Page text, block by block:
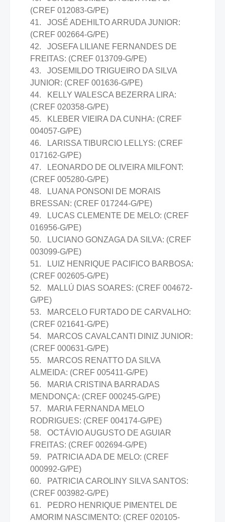
(CREF 012083-G/PE)
41. JOSÉ ADEHILTO ARRUDA JUNIOR:
(CREF 002664-G/PE)
42. JOSEFA LILIANE FERNANDES DE
FREITAS: (CREF 013709-G/PE)
43. JOSEMILDO TRIGUEIRO DA SILVA
JUNIOR: (CREF 001636-G/PE)
44. KELLY WALESCA BEZERRA LIRA:
(CREF 020358-G/PE)
45. KLEBER VIEIRA DA CUNHA: (CREF
004057-G/PE)
46. LARISSA TIBURCIO LELLYS: (CREF
017162-G/PE)
47. LEONARDO DE OLIVEIRA MILFONT:
(CREF 005280-G/PE)
48. LUANA PONSONI DE MORAIS
BRESSAN: (CREF 017244-G/PE)
49. LUCAS CLEMENTE DE MELO: (CREF
016956-G/PE)
50. LUCIANO GONZAGA DA SILVA: (CREF
003099-G/PE)
51. LUIZ HENRIQUE PACIFICO BARBOSA:
(CREF 002605-G/PE)
52. MALLÚ DIAS SOARES: (CREF 004672-
G/PE)
53. MARCELO FURTADO DE CARVALHO:
(CREF 021641-G/PE)
54. MARCOS CAVALCANTI DINIZ JUNIOR:
(CREF 000631-G/PE)
55. MARCOS RENATTO DA SILVA
ALMEIDA: (CREF 005411-G/PE)
56. MARIA CRISTINA BARRADAS
MENDONÇA: (CREF 000245-G/PE)
57. MARIA FERNANDA MELO
RODRIGUES: (CREF 004174-G/PE)
58. OCTÁVIO AUGUSTO DE AGUIAR
FREITAS: (CREF 002694-G/PE)
59. PATRICIA ADA DE MELO: (CREF
000992-G/PE)
60. PATRICIA CAROLINY SILVA SANTOS:
(CREF 003982-G/PE)
61. PEDRO HENRIQUE PIMENTEL DE
AMORIM NASCIMENTO: (CREF 020105-